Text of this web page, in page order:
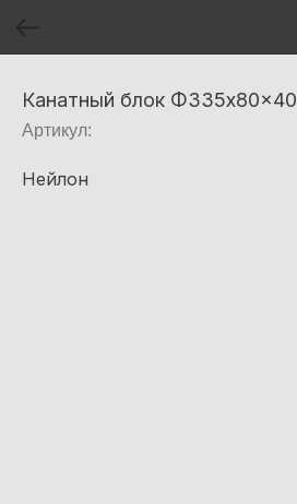
Канатный блок Φ335x80x40
Артикул:
Нейлон